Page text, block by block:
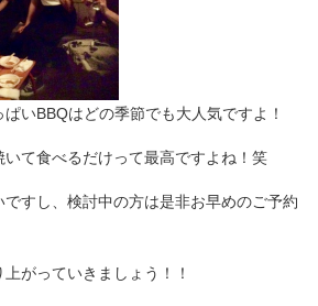
いBBQはどの季節でも大人気ですよ！
て食べるだけって最高ですよね！笑
すし、検討中の方は是非お早めのご予約
がっていきましょう！！